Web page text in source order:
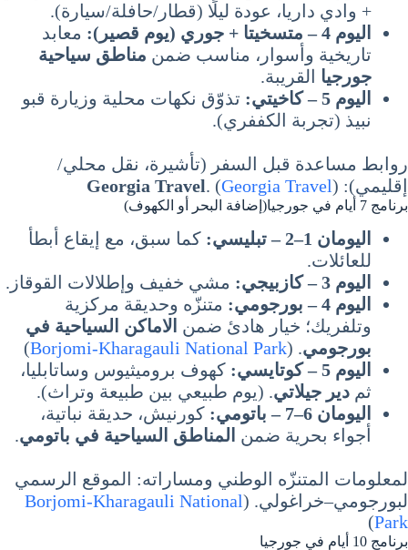
+ وادي داريا، عودة ليلًا (قطار/حافلة/سيارة).
اليوم 4 – متسخيتا + جوري (يوم قصير):
معابد
تاريخية وأسوار، مناسب ضمن مناطق سياحية
جورجيا القريبة.
اليوم 5 – كاخيتي:
تذوّق نكهات محلية وزيارة قبو
نبيذ (تجربة الكففري).
روابط مساعدة قبل السفر (تأشيرة، نقل محلي/
إقليمي):
Georgia Travel. (Georgia Travel)
برنامج 7 أيام في جورجيا(إضافة البحر أو الكهوف)
اليومان 1–2 – تبليسي:
كما سبق، مع إيقاع أبطأ
للعائلات.
اليوم 3 – كازبيجي:
مشي خفيف وإطلالات القوقاز.
اليوم 4 – بورجومي:
متنزّه وحديقة مركزية
وتلفريك؛ خيار هادئ ضمن الاماكن السياحية في
بورجومي. (
Borjomi-Kharagauli National Park
)
اليوم 5 – كوتايسي:
كهوف بروميثيوس وساتابليا،
ثم دير جيلاتي. (يوم طبيعي بين طبيعة وتراث).
اليومان 6–7 – باتومي:
كورنيش، حديقة نباتية،
أجواء بحرية ضمن المناطق السياحية في باتومي.
لمعلومات المتنزّه الوطني ومساراته: الموقع الرسمي
لبورجومي–خراغولي. (Borjomi-Kharagauli National
Park
)
برنامج 10 أيام في جورجيا